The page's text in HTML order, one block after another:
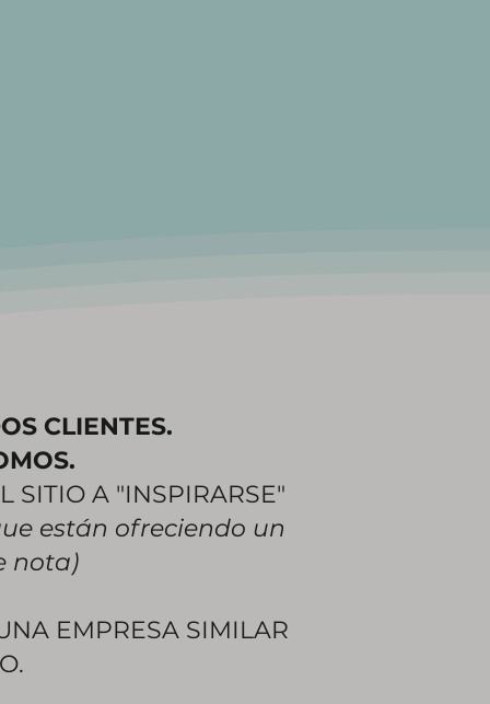
CLIENTES.
SITIO A "INSPIRARSE"
están ofreciendo un
nota)
EMPRESA SIMILAR